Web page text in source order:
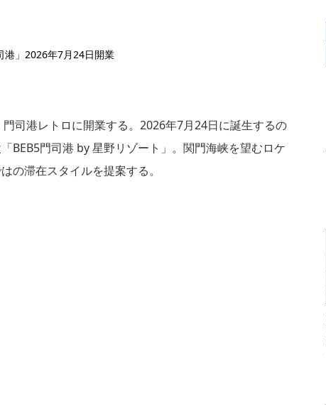
司港レトロに開業する。2026年7月24日に誕生するの
BEB5門司港 by 星野リゾート」。関門海峡を望むロケ
の滞在スタイルを提案する。